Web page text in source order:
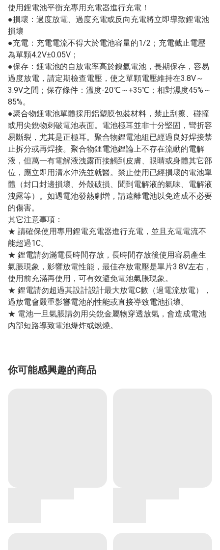
使用鋰電池平衡充專用充電器進行充電！
●損壞：過度放電、過度充電或反向充電將立即導致鋰電池
損壞
●充電：充電電流不得大於電池容量的1/2；充電截止電壓
為單顆4.2V±0.05V；
●保存：鋰電池的自放電率高於鎳氫電池，長期保存，容易
過度放電，請定期檢查電壓，使之單顆電壓維持在3.8V～
3.9V之間；保存條件：溫度-20℃～+35℃；相對濕度45%～
85%。
●聚合物鋰電池單體採用鋁塑膜包裝材料，禁止刮擦、碰撞
或用尖銳物刺破電池表面。電池極耳並非十分堅固，彎折容
易斷裂，尤其是正極耳。聚合物鋰電池組已經過良好焊接禁
止拆分或再焊接。聚合物鋰電池鋰論上不存在流動的電解
液，但萬一有電解液洩露而接觸到皮膚、眼睛或身體其它部
位，應立即用清水沖洗並就醫。禁止使用已經損壞的電池單
體（封口封邊損壞、外殼破損、聞到電解液的氣味、電解液
洩露等）。如遇電池發熱劇增，請遠離電池以免造成不必要
的傷害。
其它注意事項：
★ 請確保使用專用鋰電充電器進行充電，並且充電電流不
能超過1C。
★ 鋰電請勿滿電長時間存放，長時間存放後使用容易產生
氣脹現象，影響放電性能，最佳存放電壓是單片3.8V左右，
使用前充滿再使用，可有效避免電池氣脹現象。
★ 鋰電請勿超過其設計設計最大放電C數（過電流放電），
過放電會嚴重影響電池的性能或直接導致電池損壞。
★ 電池一旦氣脹請勿用尖銳金屬物穿透放氣，會造成電池
內部短路導致電池爆炸或燃燒。
你可能感興趣的商品